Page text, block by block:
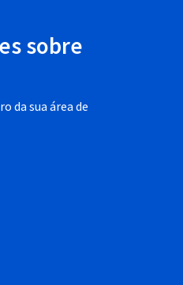
sobre
da sua área de